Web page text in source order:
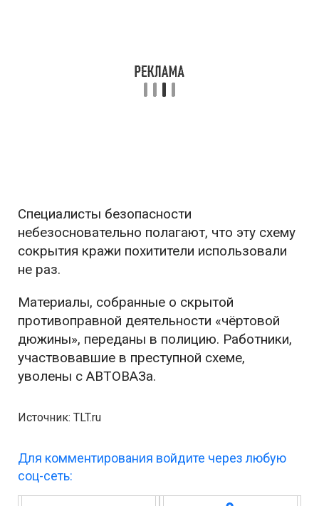
Специалисты безопасности
небезосновательно полагают, что эту схему
сокрытия кражи похитители использовали
не раз.
Материалы, собранные о скрытой
противоправной деятельности «чёртовой
дюжины», переданы в полицию. Работники,
участвовавшие в преступной схеме,
уволены с АВТОВАЗа.
Источник: TLT.ru
Для комментирования войдите через любую
соц-сеть: